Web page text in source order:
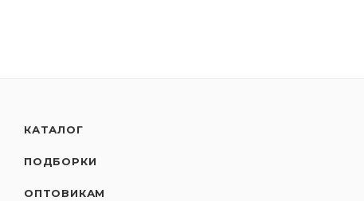
КАТАЛОГ
ПОДБОРКИ
ОПТОВИКАМ